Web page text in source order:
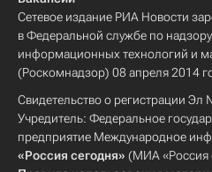
Сетевое издание РИА Новости
в Федеральной службе по
информационных технологий и
(Роскомнадзор) 08 апреля 2014
Свидетельство о регистрации
Учредитель: Федеральное
предприятие Международное
«Россия сегодня» (МИА «Россия